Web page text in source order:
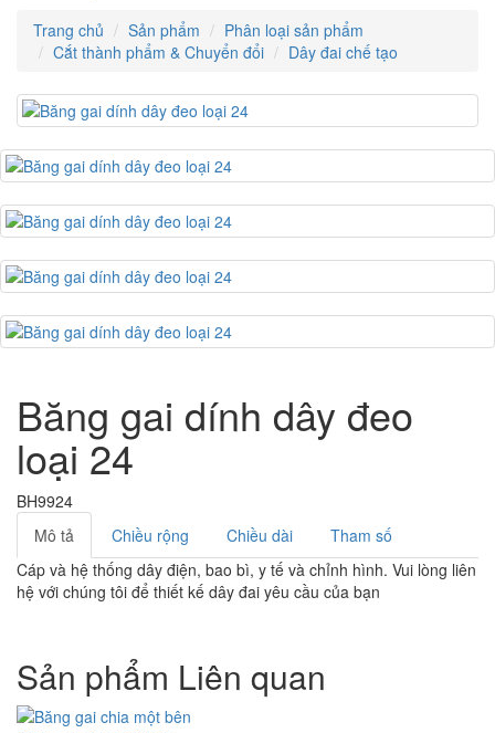
Trang chủ
Sản phẩm
Phân loại sản phẩm
Cắt thành phẩm & Chuyển đổi
Dây đai chế tạo
Băng gai dính dây đeo
loại 24
BH9924
Mô tả
Chiều rộng Chiều dài
Tham số
Cáp và hệ thống dây điện, bao bì, y tế và chỉnh hình. Vui lòng liên
hệ với chúng tôi để thiết kế dây đai yêu cầu của bạn
Sản phẩm Liên quan